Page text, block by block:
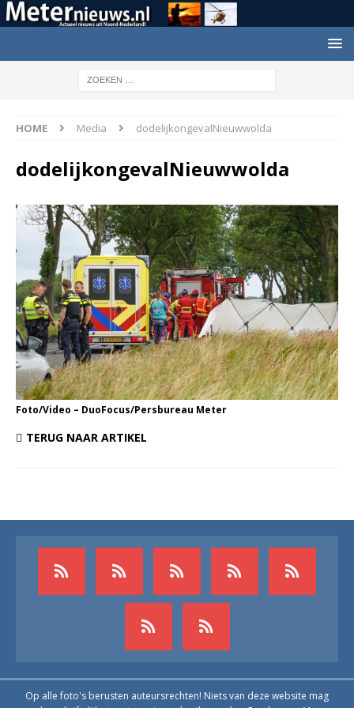
HOME Media dodelijkongevalNieuwwolda
dodelijkongevalNieuwwolda
Foto/Video – DuoFocus/Persbureau Meter
TERUG NAAR ARTIKEL
Op alle foto's berusten auteursrechten! Niets van deze website mag